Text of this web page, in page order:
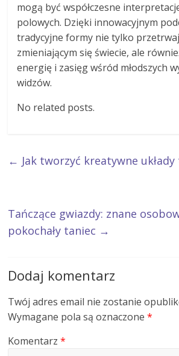
mogą być współczesne
polowych. Dzięki innowacyjnym
tradycyjne formy nie tylko
zmieniającym się świecie, ale
energię i zasięg wśród młodszych
widzów.
No related posts.
← Jak tworzyć kreatywne układy
Tańczące gwiazdy: znane
pokochały taniec →
Dodaj komentarz
Twój adres email nie zostanie
Wymagane pola są oznaczone*
Komentarz*